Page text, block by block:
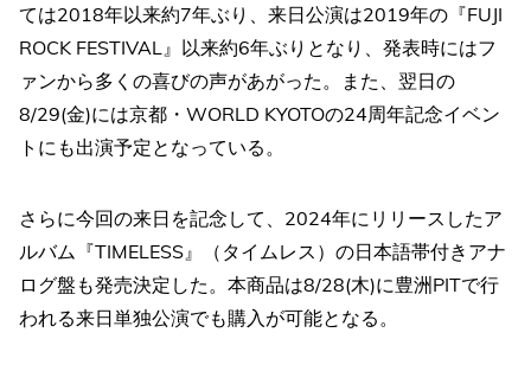
ては2018年以来約7年ぶり、来日公演は2019年の『FUJI
ROCK FESTIVAL』以来約6年ぶりとなり、発表時にはフ
ァンから多くの喜びの声があがった。また、翌日の
8/29(金)には京都・WORLD KYOTOの24周年記念イベン
トにも出演予定となっている。
さらに今回の来日を記念して、2024年にリリースしたア
ルバム『TIMELESS』（タイムレス）の日本語帯付きアナ
ログ盤も発売決定した。本商品は8/28(木)に豊洲PITで行
われる来日単独公演でも購入が可能となる。